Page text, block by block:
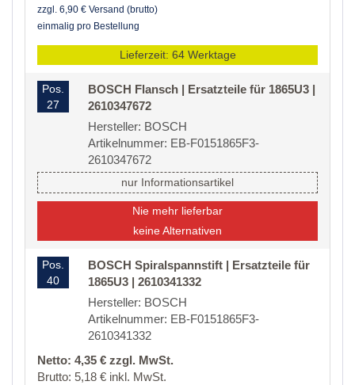
zzgl. 6,90 € Versand (brutto)
einmalig pro Bestellung
Lieferzeit: 64 Werktage
Pos.
27
BOSCH Flansch | Ersatzteile für 1865U3 |
2610347672
Hersteller: BOSCH
Artikelnummer: EB-F0151865F3-
2610347672
nur Informationsartikel
Nie mehr lieferbar
keine Alternativen
Pos.
40
BOSCH Spiralspannstift | Ersatzteile für
1865U3 | 2610341332
Hersteller: BOSCH
Artikelnummer: EB-F0151865F3-
2610341332
Netto: 4,35 € zzgl. MwSt.
Brutto: 5,18 € inkl. MwSt.